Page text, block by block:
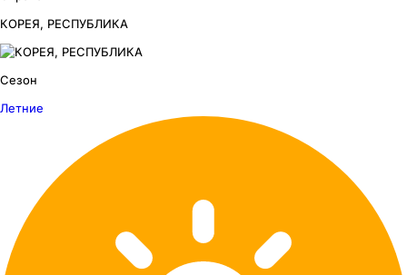
КОРЕЯ, РЕСПУБЛИКА
Сезон
Летние